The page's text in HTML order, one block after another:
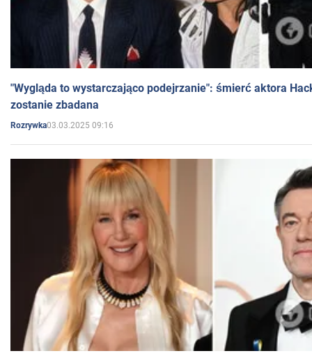
"Wygląda to wystarczająco podejrzanie": śmierć aktora
zostanie zbadana
Rozrywka03.03.2025 09:16